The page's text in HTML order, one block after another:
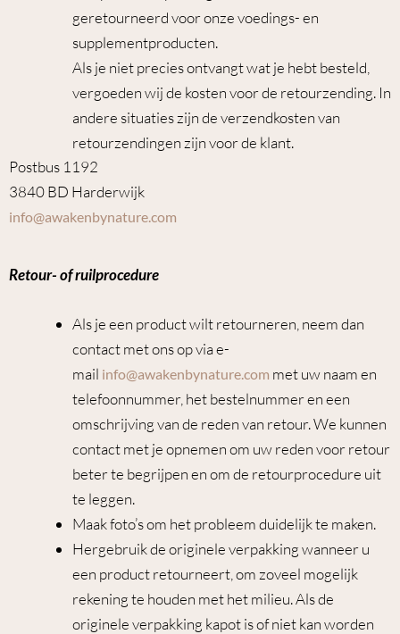
geretourneerd voor onze voedings- en
supplementproducten.
Als je niet precies ontvangt wat je hebt besteld,
vergoeden wij de kosten voor de retourzending. In
andere situaties zijn de verzendkosten van
retourzendingen zijn voor de klant.
Postbus 1192
3840 BD Harderwijk
info@awakenbynature.com
Retour- of ruilprocedure
Als je een product wilt retourneren, neem dan
contact met ons op via e-
mail info@awakenbynature.com met uw naam en
telefoonnummer, het bestelnummer en een
omschrijving van de reden van retour. We kunnen
contact met je opnemen om uw reden voor retour
beter te begrijpen en om de retourprocedure uit
te leggen.
Maak foto’s om het probleem duidelijk te maken.
Hergebruik de originele verpakking wanneer u
een product retourneert, om zoveel mogelijk
rekening te houden met het milieu. Als de
originele verpakking kapot is of niet kan worden